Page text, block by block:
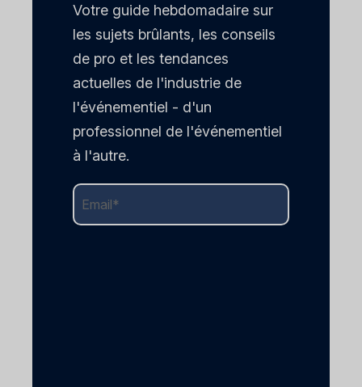
Votre guide hebdomadaire sur
les sujets brûlants, les conseils
de pro et les tendances
actuelles de l'industrie de
l'événementiel - d'un
professionnel de l'événementiel
à l'autre.